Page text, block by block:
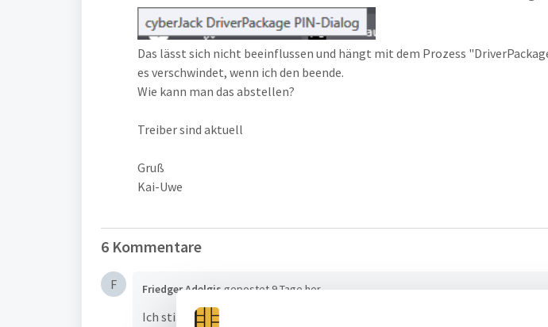
Das lässt sich nicht beeinflussen und hängt mit dem Prozess
es verschwindet, wenn ich den beende.
Wie kann man das abstellen?
Treiber sind aktuell
Gruß
Kai-Uwe
6 Kommentare
F Friedger Adelgis gepostet9 Tage her
Ich stimme Kai-Uwe Bevcs Beitrag vollkommen zu! Das sind wertvolle,